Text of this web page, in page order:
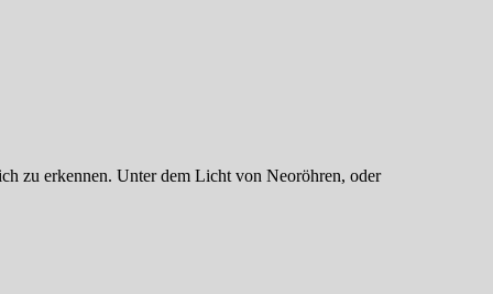
zu erkennen. Unter dem Licht von Neoröhren, oder